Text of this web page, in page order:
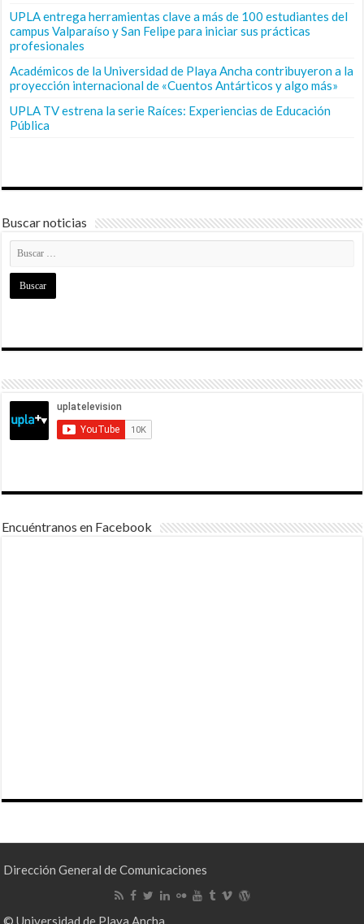
UPLA entrega herramientas clave a más de 100 estudiantes del
campus Valparaíso y San Felipe para iniciar sus prácticas
profesionales
Académicos de la Universidad de Playa Ancha contribuyeron a la
proyección internacional de «Cuentos Antárticos y algo más»
UPLA TV estrena la serie Raíces: Experiencias de Educación
Pública
Buscar noticias
Encuéntranos en Facebook
Dirección General de Comunicaciones
© Universidad de Playa Ancha